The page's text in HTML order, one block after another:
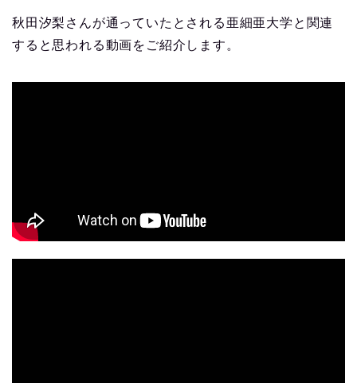
秋田汐梨さんが通っていたとされる亜細亜大学と関連
すると思われる動画をご紹介します。